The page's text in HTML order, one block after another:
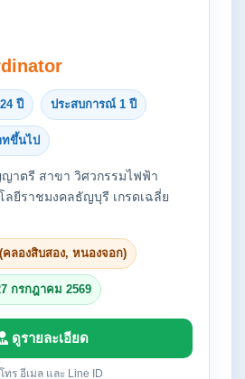
ปี ประสบการณ์ 1 ปี
ทขึ้นไป
าตรี สาขา วิศวกรรมไฟฟ้า
ลยีราชมงคลธัญบุรี เกรดเฉลี่ย
ลองสิบสอง, หนองจอก)
กรกฎาคม 2569
ดูรายละเอียด
ร อีเมล และ Line ID